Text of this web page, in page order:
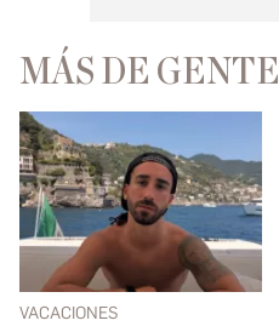
MÁS DE GENTE
VACACIONES